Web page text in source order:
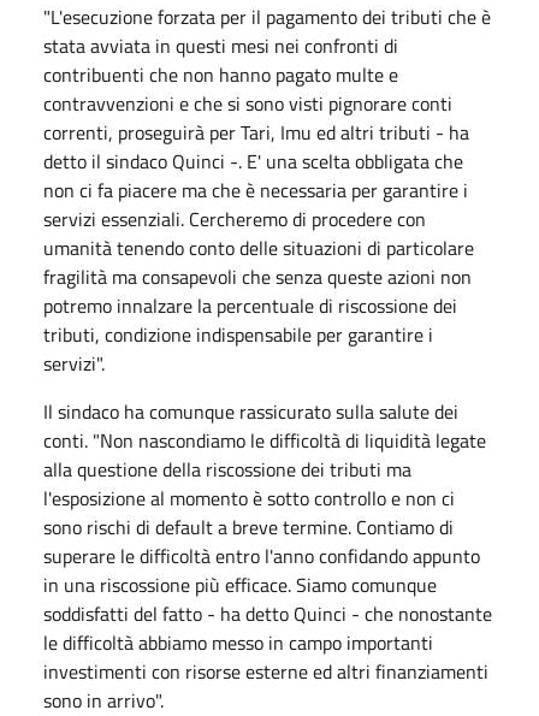
"L'esecuzione forzata per il pagamento dei tributi che è
stata avviata in questi mesi nei confronti di
contribuenti che non hanno pagato multe e
contravvenzioni e che si sono visti pignorare conti
correnti, proseguirà per Tari, Imu ed altri tributi - ha
detto il sindaco Quinci -. E' una scelta obbligata che
non ci fa piacere ma che è necessaria per garantire i
servizi essenziali. Cercheremo di procedere con
umanità tenendo conto delle situazioni di particolare
fragilità ma consapevoli che senza queste azioni non
potremo innalzare la percentuale di riscossione dei
tributi, condizione indispensabile per garantire i
servizi".
Il sindaco ha comunque rassicurato sulla salute dei
conti. "Non nascondiamo le difficoltà di liquidità legate
alla questione della riscossione dei tributi ma
l'esposizione al momento è sotto controllo e non ci
sono rischi di default a breve termine. Contiamo di
superare le difficoltà entro l'anno confidando appunto
in una riscossione più efficace. Siamo comunque
soddisfatti del fatto - ha detto Quinci - che nonostante
le difficoltà abbiamo messo in campo importanti
investimenti con risorse esterne ed altri finanziamenti
sono in arrivo".